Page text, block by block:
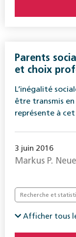
Parents
et choix
L’inégalité
être transmis en
représente à
3 juin 2016
Markus P.
Recherche et
Afficher tous